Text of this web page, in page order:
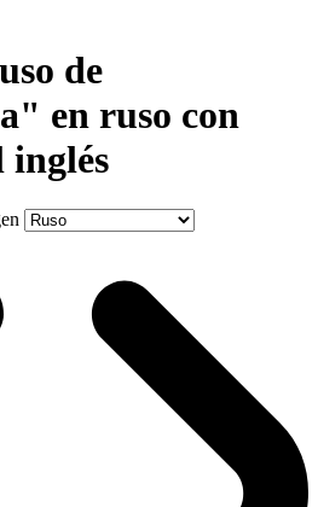
de
en ruso con
inglés